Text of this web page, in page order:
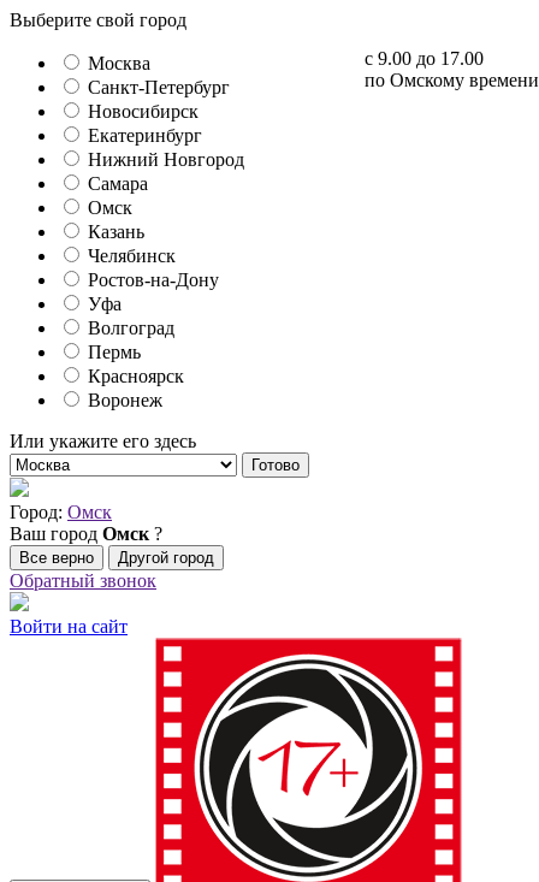
Выберите свой город
Москва
Санкт-Петербург
Новосибирск
Екатеринбург
Нижний Новгород
Самара
Омск
Казань
Челябинск
Ростов-на-Дону
Уфа
Волгоград
Пермь
Красноярск
Воронеж
Или укажите его здесь
Готово
Город: Омск
Ваш город Омск ?
Все верно Другой город
Обратный звонок
Войти на сайт
с 9.00 до 17.00
по Омскому времени